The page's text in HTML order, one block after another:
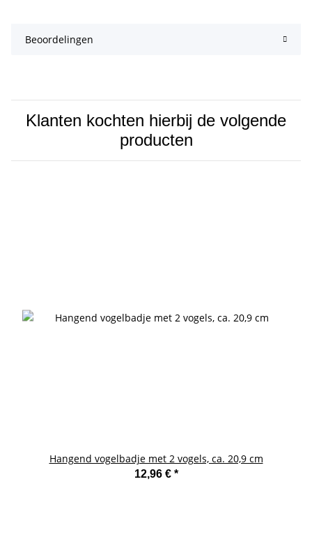
Beoordelingen
Klanten kochten hierbij de volgende
producten
Hangend vogelbadje met 2 vogels, ca. 20,9 cm
12,96 € *